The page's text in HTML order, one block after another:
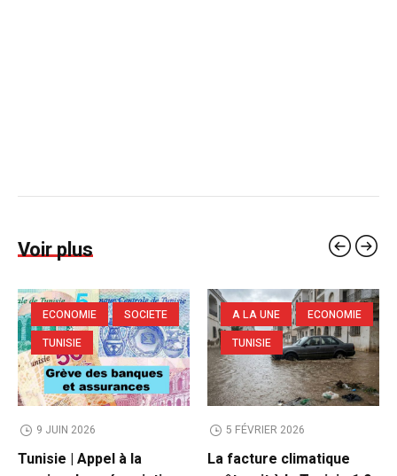
Voir plus
ECONOMIE
SOCIETE
TUNISIE
9 JUIN 2026
Tunisie | Appel à la
A LA UNE
ECONOMIE
TUNISIE
5 FÉVRIER 2026
La facture climatique